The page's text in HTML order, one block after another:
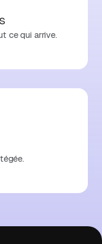
ce qui arrive.